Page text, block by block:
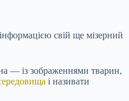
свій ще мізерний
— із зображеннями тварин,
і називати